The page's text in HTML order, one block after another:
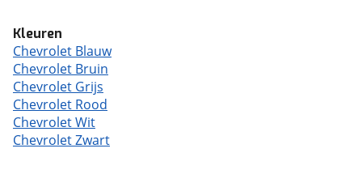
Kleuren
Chevrolet Blauw
Chevrolet Bruin
Chevrolet Grijs
Chevrolet Rood
Chevrolet Wit
Chevrolet Zwart